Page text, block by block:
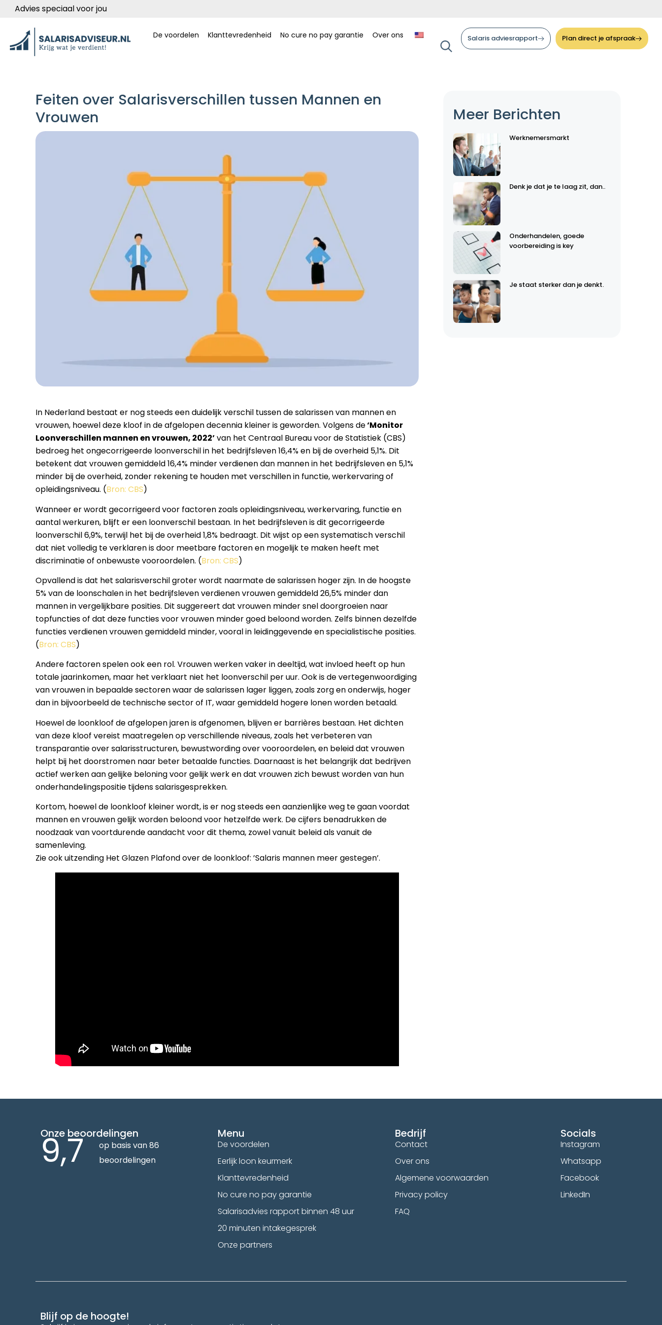
Advies speciaal voor jou
De voordelen Klanttevredenheid No cure no pay garantie Over ons Salaris adviesrapport Plan direct je afspraak
Feiten over Salarisverschillen tussen Mannen en
Vrouwen
In Nederland bestaat er nog steeds een duidelijk verschil tussen de salarissen van mannen en
vrouwen, hoewel deze kloof in de afgelopen decennia kleiner is geworden. Volgens de‘Monitor
Loonverschillen mannen en vrouwen, 2022’van het Centraal Bureau voor de Statistiek (CBS)
bedroeg het ongecorrigeerde loonverschil in het bedrijfsleven 16,4% en bij de overheid 5,1%. Dit
betekent dat vrouwen gemiddeld 16,4% minder verdienen dan mannen in het bedrijfsleven en 5,1%
minder bij de overheid, zonder rekening te houden met verschillen in functie, werkervaring of
opleidingsniveau. (Bron: CBS)
Wanneer er wordt gecorrigeerd voor factoren zoals opleidingsniveau, werkervaring, functie en
aantal werkuren, blijft er een loonverschil bestaan. In het bedrijfsleven is dit gecorrigeerde
loonverschil 6,9%, terwijl het bij de overheid 1,8% bedraagt. Dit wijst op een systematisch verschil
dat niet volledig te verklaren is door meetbare factoren en mogelijk te maken heeft met
discriminatie of onbewuste vooroordelen. (Bron: CBS)
Opvallend is dat het salarisverschil groter wordt naarmate de salarissen hoger zijn. In de hoogste
5% van de loonschalen in het bedrijfsleven verdienen vrouwen gemiddeld 26,5% minder dan
mannen in vergelijkbare posities. Dit suggereert dat vrouwen minder snel doorgroeien naar
topfuncties of dat deze functies voor vrouwen minder goed beloond worden. Zelfs binnen dezelfde
functies verdienen vrouwen gemiddeld minder, vooral in leidinggevende en specialistische posities.
(Bron: CBS)
Andere factoren spelen ook een rol. Vrouwen werken vaker in deeltijd, wat invloed heeft op hun
totale jaarinkomen, maar het verklaart niet het loonverschil per uur. Ook is de vertegenwoordiging
van vrouwen in bepaalde sectoren waar de salarissen lager liggen, zoals zorg en onderwijs, hoger
dan in bijvoorbeeld de technische sector of IT, waar gemiddeld hogere lonen worden betaald.
Hoewel de loonkloof de afgelopen jaren is afgenomen, blijven er barrières bestaan. Het dichten
van deze kloof vereist maatregelen op verschillende niveaus, zoals het verbeteren van
transparantie over salarisstructuren, bewustwording over vooroordelen, en beleid dat vrouwen
helpt bij het doorstromen naar beter betaalde functies. Daarnaast is het belangrijk dat bedrijven
actief werken aan gelijke beloning voor gelijk werk en dat vrouwen zich bewust worden van hun
onderhandelingspositie tijdens salarisgesprekken.
Kortom, hoewel de loonkloof kleiner wordt, is er nog steeds een aanzienlijke weg te gaan voordat
mannen en vrouwen gelijk worden beloond voor hetzelfde werk. De cijfers benadrukken de
noodzaak van voortdurende aandacht voor dit thema, zowel vanuit beleid als vanuit de
samenleving.
Zie ook uitzending Het Glazen Plafond over de loonkloof: ’Salaris mannen meer gestegen’.
Meer Berichten
Werknemersmarkt
Denk je dat je te laag zit, dan..
Onderhandelen, goede
voorbereiding is key
Je staat sterker dan je denkt.
Onze beoordelingen
9,7
op basis van 86
beoordelingen
Menu
De voordelen
Eerlijk loon keurmerk
Klanttevredenheid
No cure no pay garantie
Salarisadvies rapport binnen 48 uur
20 minuten intakegesprek
Onze partners
Bedrijf
Contact
Over ons
Algemene voorwaarden
Privacy policy
FAQ
Socials
Instagram
Whatsapp
Facebook
LinkedIn
Blijf op de hoogte!